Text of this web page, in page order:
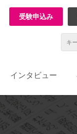
受験申込み
インタビュー